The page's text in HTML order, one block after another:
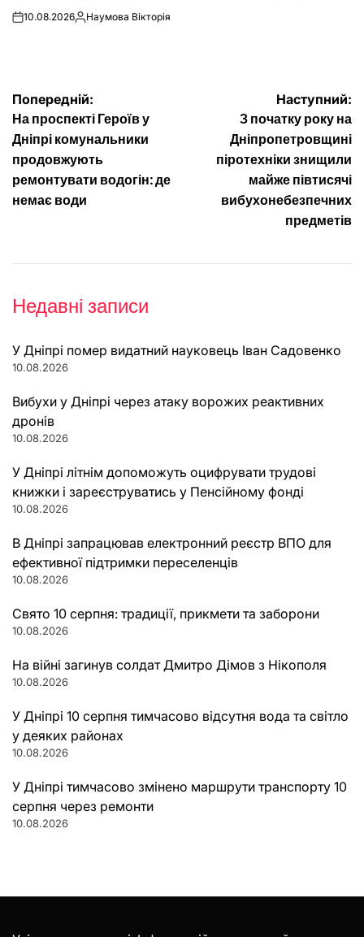
on10.08.2026Опубліковано
Наумова Вікторія
Навігація
записів
Попередній:
На проспекті Героїв у
Дніпрі комунальники
продовжують
ремонтувати водогін: де
немає води
Наступний:
З початку року на
Дніпропетровщині
піротехніки знищили
майже півтисячі
вибухонебезпечних
предметів
Недавні записи
У Дніпрі помер видатний науковець Іван Садовенко
10.08.2026
Вибухи у Дніпрі через атаку ворожих реактивних
дронів
10.08.2026
У Дніпрі літнім допоможуть оцифрувати трудові
книжки і зареєструватись у Пенсійному фонді
10.08.2026
В Дніпрі запрацював електронний реєстр ВПО для
ефективної підтримки переселенців
10.08.2026
Свято 10 серпня: традиції, прикмети та заборони
10.08.2026
На війні загинув солдат Дмитро Дімов з Нікополя
10.08.2026
У Дніпрі 10 серпня тимчасово відсутня вода та світло
у деяких районах
10.08.2026
У Дніпрі тимчасово змінено маршрути транспорту 10
серпня через ремонти
10.08.2026